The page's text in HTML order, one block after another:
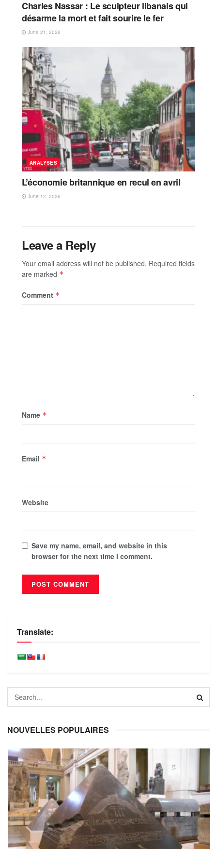
Charles Nassar : Le sculpteur libanais qui
désarme la mort et fait sourire le fer
June 21, 2026
ANALYSES
L’économie britannique en recul en avril
June 12, 2026
Leave a Reply
Your email address will not be published. Required fields
are marked *
Comment *
Name *
Email *
Website
Save my name, email, and website in this
browser for the next time I comment.
Translate:
NOUVELLES POPULAIRES